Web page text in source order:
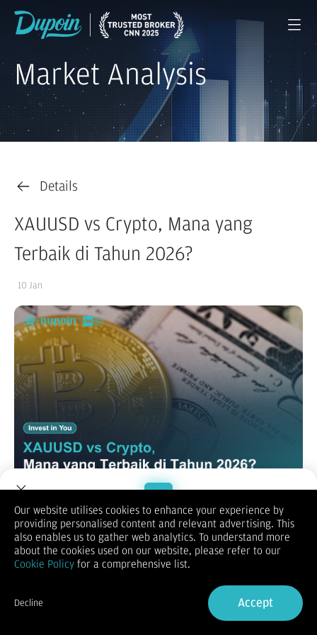
Market Analysis
Details
XAUUSD vs Crypto, Mana yang
Terbaik di Tahun 2026?
10 Jan
Perbandingan antara XAUUSD dan crypto selalu menarik,
karena keduanya mewakili dua dunia yang berbeda. XAUUSD
identik denganaset safe havenyang telah digunakan selama
ratusan tahun, sementara crypto dikenal sebagai aset digital
berisiko tinggi dengan potensi imbal hasil besar.
ketegangan geopolitik, hingga siklus pasar membuat
perbedaan karakter kedua aset ini semakin jelas. Artikel ini
akan membahas kondisi terkini, prospek, serta strategi yang
Welcome to Dupoin.
Trade with a Trusted Broker
Sign in
Our website utilises cookies to enhance your experience by
providing personalised content and relevant advertising. This
also enables us to gather web analytics. To understand more
about the cookies used on our website, please refer to our
Cookie Policy for a comprehensive list.
Decline Accept